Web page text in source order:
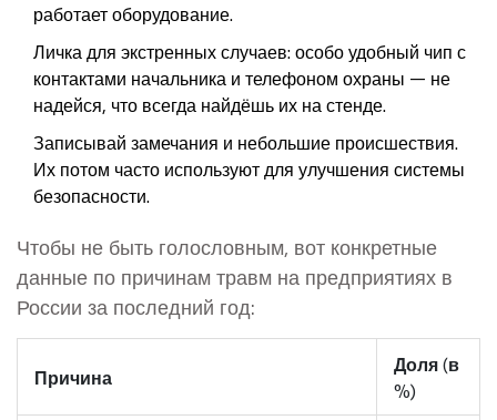
работает оборудование.
Личка для экстренных случаев: особо удобный чип с
контактами начальника и телефоном охраны — не
надейся, что всегда найдёшь их на стенде.
Записывай замечания и небольшие происшествия.
Их потом часто используют для улучшения системы
безопасности.
Чтобы не быть голословным, вот конкретные
данные по причинам травм на предприятиях в
России за последний год:
Причина
Доля (в
%)